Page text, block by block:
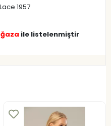
1957
ile listelenmiştir